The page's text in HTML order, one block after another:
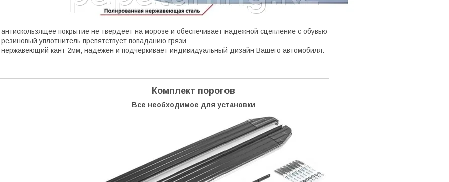
антискользящее покрытие не твердеет на морозе и обеспечивает надежной сцепление с обувью
резиновый уплотнитель препятствует попаданию грязи
нержавеющий кант 2мм, надежен и подчеркивает индивидуальный дизайн Вашего автомобиля.
Комплект порогов
Все необходимое для установки